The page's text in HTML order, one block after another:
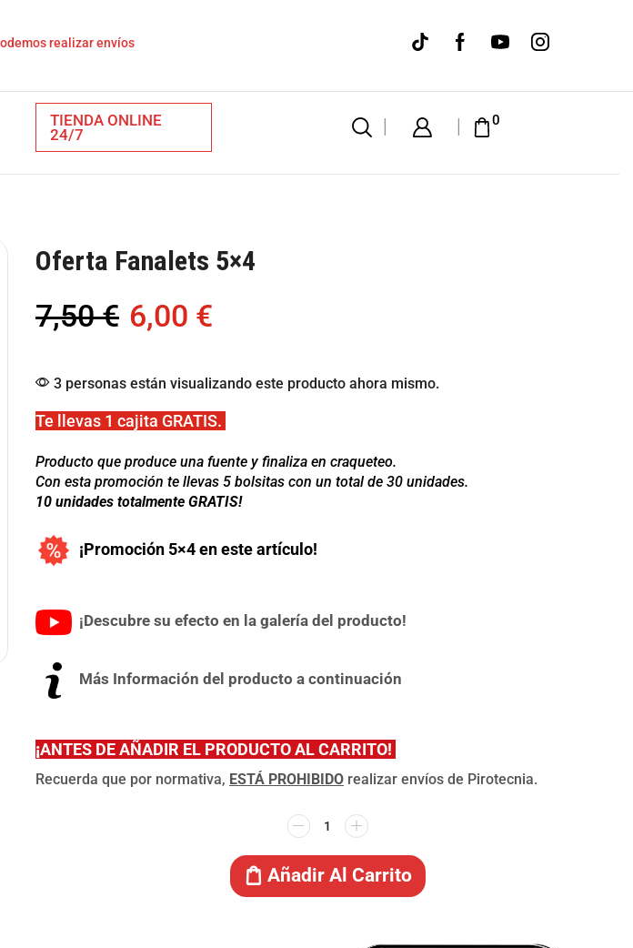
realizar envíos
TIENDA ONLINE
24/7
0
Oferta Fanalets 5×4
7,50€ 6,00 €
3 personas están visualizando este producto ahora mismo.
Te llevas 1 cajita GRATIS.
Producto que produce una fuente y finaliza en craqueteo.
Con esta promoción te llevas 5 bolsitas con un total de 30 unidades.
10 unidades totalmente GRATIS!
¡Promoción 5×4 en este artículo!
¡Descubre su efecto en la galería del producto!
Más Información del producto a continuación
¡ANTES DE AÑADIR EL PRODUCTO AL CARRITO!
Recuerda que por normativa, ESTÁ PROHIBIDO realizar envíos de Pirotecnia.
Añadir Al Carrito